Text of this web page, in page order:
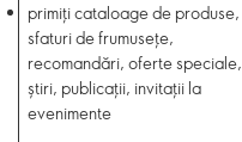
primiți cataloage de produse,
sfaturi de frumusețe,
recomandări, oferte speciale,
știri, publicații, invitații la
evenimente